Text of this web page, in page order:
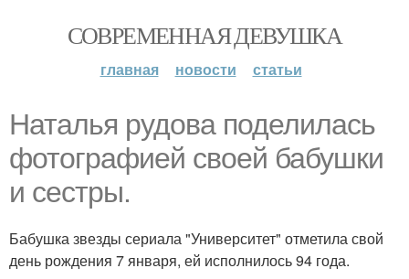
СОВРЕМЕННАЯ ДЕВУШКА
главная новости статьи
Наталья рудова поделилась
фотографией своей бабушки
и сестры.
Бабушка звезды сериала "Университет" отметила свой
день рождения 7 января, ей исполнилось 94 года.